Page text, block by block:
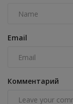
Email
Комментарий